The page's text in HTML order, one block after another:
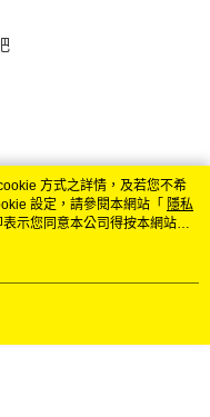
方式之詳情，及若您不希
設定，請參閱本網站「 隱私
示您同意本公司得按本網站使